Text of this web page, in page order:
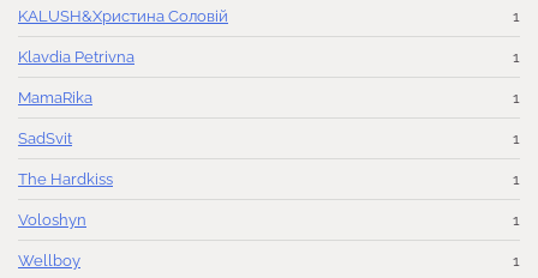
KALUSH&Христина Соловій 1
Klavdia Petrivna 1
MamaRika 1
SadSvit 1
The Hardkiss 1
Voloshyn 1
Wellboy 1